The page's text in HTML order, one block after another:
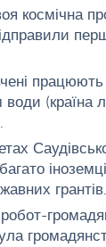
космічна
води (країна
грантів.